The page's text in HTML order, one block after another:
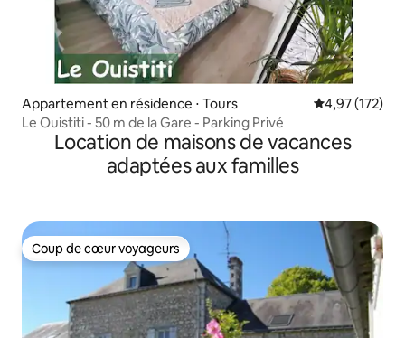
Appartement en résidence ⋅ Tours Évaluation
4,97 (172)
Le Ouistiti - 50 m de la Gare - Parking Privé
Location de maisons de vacances
adaptées aux familles
Coup de cœur voyageurs
Coup de cœur voyageurs